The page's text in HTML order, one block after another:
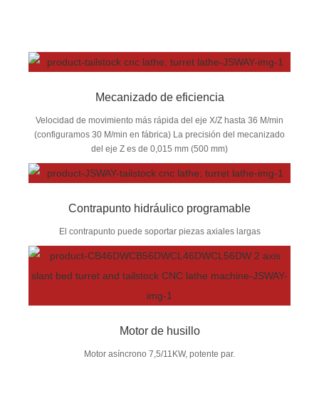
Mecanizado de eficiencia
Velocidad de movimiento más rápida del eje X/Z hasta 36 M/min
(configuramos 30 M/min en fábrica) La precisión del mecanizado
del eje Z es de 0,015 mm (500 mm)
Contrapunto hidráulico programable
El contrapunto puede soportar piezas axiales largas
Motor de husillo
Motor asíncrono 7,5/11KW, potente par.